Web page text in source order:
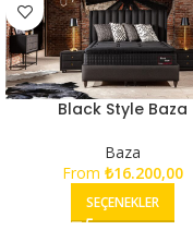
Black Style Baza
Baza
From ₺16.200,00
SEÇENEKLER